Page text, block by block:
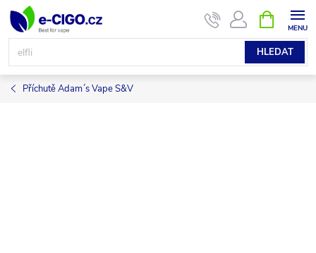
Přejít
obsah
HLEDAT
NÁKUPNÍ
KOŠÍK
Příchutě Adam´s Vape S&V